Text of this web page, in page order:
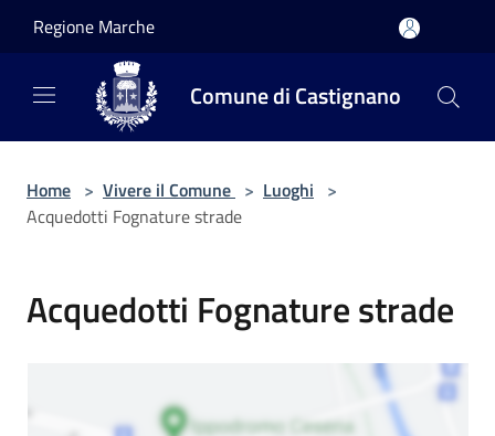
Regione Marche
Comune di Castignano
Home > Vivere il Comune > Luoghi >
Acquedotti Fognature strade
Acquedotti Fognature strade